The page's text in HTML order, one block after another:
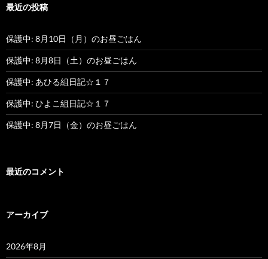
ン
最近の投稿
保護中: 8月10日（月）のお昼ごはん
保護中: 8月8日（土）のお昼ごはん
保護中: あひる組日記☆１７
保護中: ひよこ組日記☆１７
保護中: 8月7日（金）のお昼ごはん
最近のコメント
アーカイブ
2026年8月